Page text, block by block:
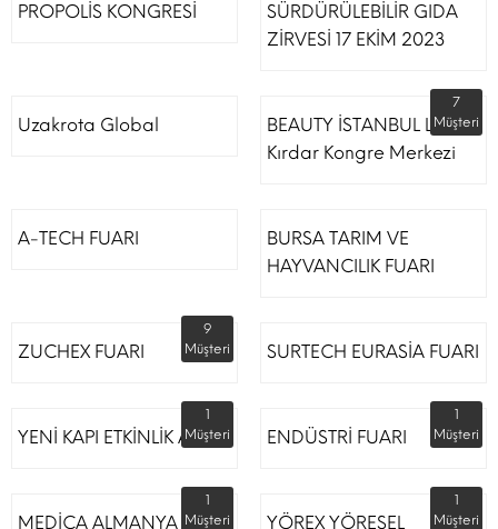
PROPOLİS KONGRESİ
SÜRDÜRÜLEBİLİR GIDA
ZİRVESİ 17 EKİM 2023
Uzakrota Global
BEAUTY İSTANBUL Lütfi
Kırdar Kongre Merkezi
7
Müşteri
A-TECH FUARI
BURSA TARIM VE
HAYVANCILIK FUARI
ZUCHEX FUARI
9
Müşteri
SURTECH EURASİA FUARI
YENİ KAPI ETKİNLİK ALANI
1
Müşteri
ENDÜSTRİ FUARI
1
Müşteri
MEDİCA ALMANYA
1
Müşteri
YÖREX YÖRESEL
1
Müşteri